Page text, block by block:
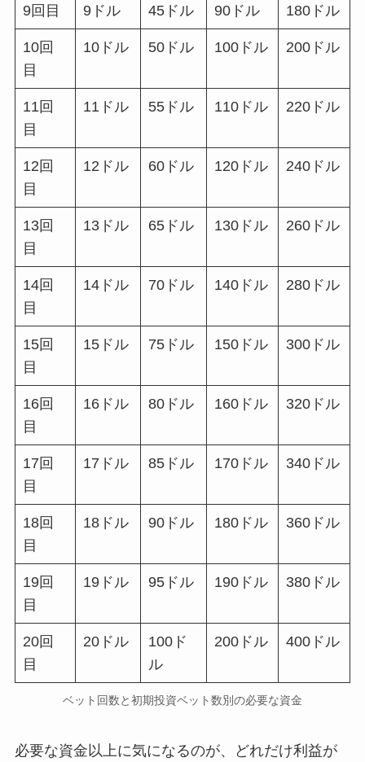
9回目 9ドル 45ドル 90ドル 180ドル
10回
目
10ドル 50ドル 100ドル 200ドル
11回
目
11ドル 55ドル 110ドル 220ドル
12回
目
12ドル 60ドル 120ドル 240ドル
13回
目
13ドル 65ドル 130ドル 260ドル
14回
目
14ドル 70ドル 140ドル 280ドル
15回
目
15ドル 75ドル 150ドル 300ドル
16回
目
16ドル 80ドル 160ドル 320ドル
17回
目
17ドル 85ドル 170ドル 340ドル
18回
目
18ドル 90ドル 180ドル 360ドル
19回
目
19ドル 95ドル 190ドル 380ドル
20回
目
20ドル
100ド
ル
200ドル 400ドル
ベット回数と初期投資ベット数別の必要な資金
必要な資金以上に気になるのが、どれだけ利益が